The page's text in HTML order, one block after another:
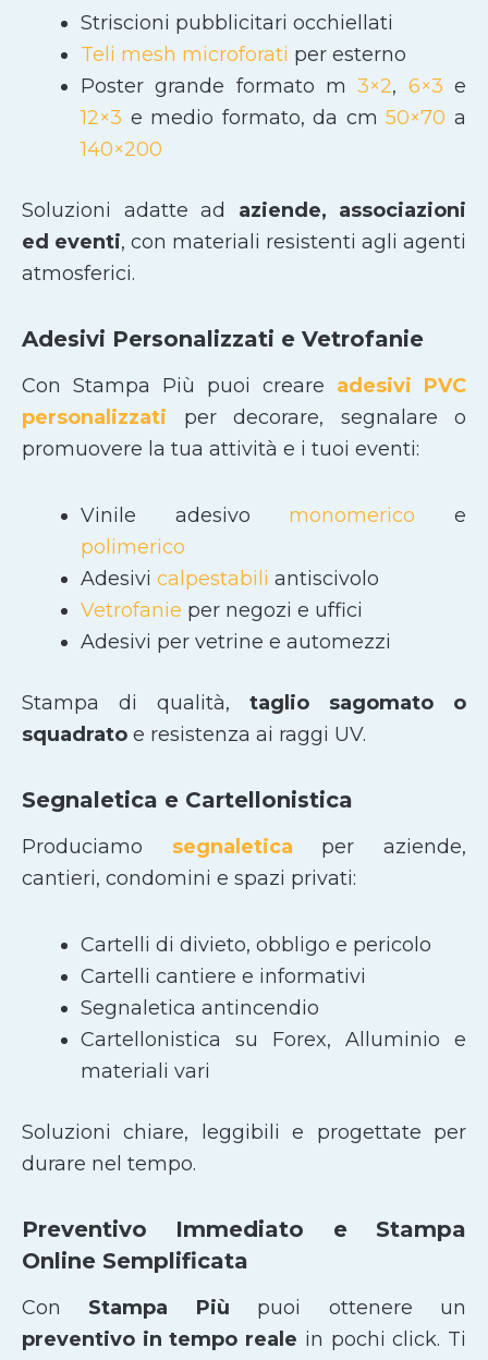
Striscioni pubblicitari occhiellati
Teli mesh microforati per esterno
Poster grande formato m3×2, 6×3 e
12×3 e medio formato, da cm50×70 a
140×200
Soluzioni adatte ad aziende, associazioni
ed eventi, con materiali resistenti agli agenti
atmosferici.
Adesivi Personalizzati e Vetrofanie
Con Stampa Più puoi creare adesivi PVC
personalizzati per decorare, segnalare o
promuovere la tua attività e i tuoi eventi:
Vinile adesivo monomerico e
polimerico
Adesivi calpestabili antiscivolo
Vetrofanie per negozi e uffici
Adesivi per vetrine e automezzi
Stampa di qualità, taglio sagomato
o
squadrato e resistenza ai raggi UV.
Segnaletica e Cartellonistica
Produciamo segnaletica per aziende,
cantieri, condomini e spazi privati:
Cartelli di divieto, obbligo e pericolo
Cartelli cantiere e informativi
Segnaletica antincendio
Cartellonistica su Forex, Alluminio e
materiali vari
Soluzioni chiare, leggibili e progettate per
durare nel tempo.
Preventivo Immediato e Stampa
Online Semplificata
Con Stampa Più puoi ottenere un
preventivo in tempo reale in pochi click. Ti